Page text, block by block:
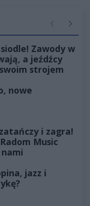
Poprzednie
Zawody w
a jeźdźcy
strojem
nowe
i zagra!
Music
jazz i